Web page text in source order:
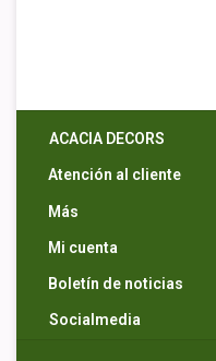
ACACIA DECORS
Atención al cliente
Más
Mi cuenta
Boletín de noticias
Socialmedia